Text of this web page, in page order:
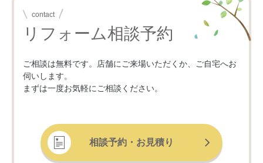
contact
リフォーム相談予約
ご相談は無料です。店舗にご来場いただくか、ご自宅へお
伺いします。
まずは一度お気軽にご相談ください。
相談予約・お見積り